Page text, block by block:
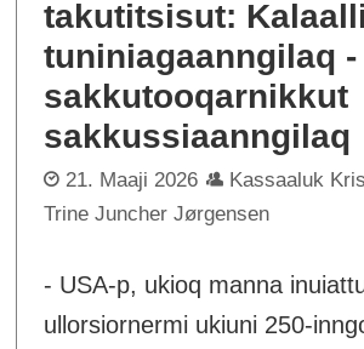
takutitsisut:
tuniniagaanngilaq -
sakkutooqarnikkut
sakkussiaanngilaq
21. Maaji 2026
Kassaaluk
Trine Juncher Jørgensen
- USA-p, ukioq manna
ullorsiornermi ukiuni 250-